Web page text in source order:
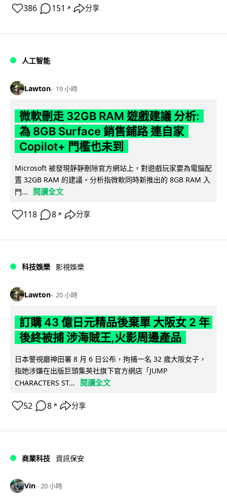
386 151 ↗ 分享
人工智能
Lawton 19 小時
微軟刪走 32GB RAM 遊戲建議 分析:
為 8GB Surface 銷售鋪路 連自家
Copilot+ 門檻也未到
Microsoft 被發現靜靜刪除官方網站上，對遊戲玩家要為電腦配
置 32GB RAM 的建議。分析指微軟同時新推出的 8GB RAM 入
門...
閱讀全文
118 8 ↗ 分享
科技娛樂 影視娛樂
Lawton 20 小時
訂購 43 億日元精品後棄單 大阪女 2 年
後終被捕 涉海賊王,火影周邊產品
日本警視廳神田署 8 月 6 日公布，拘捕一名 32 歲大阪女子，
指她涉嫌在出版巨頭集英社旗下官方網店「JUMP
CHARACTERS ST...
閱讀全文
52 8 ↗ 分享
商業科技 資訊保安
Vin 20 小時